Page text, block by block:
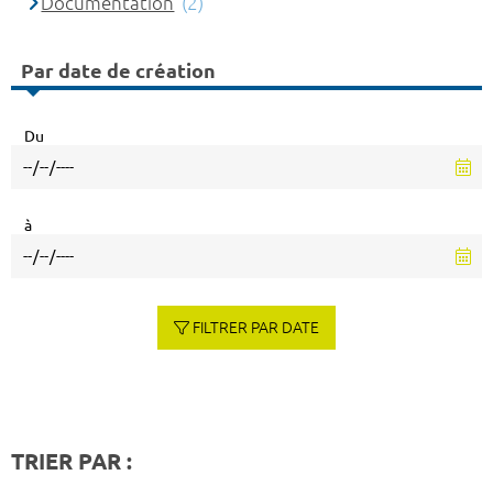
Par date de création
Du
à
FILTRER PAR DATE
TRIER PAR :